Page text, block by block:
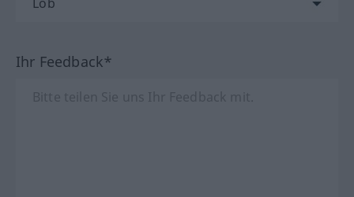
Ihr Feedback*